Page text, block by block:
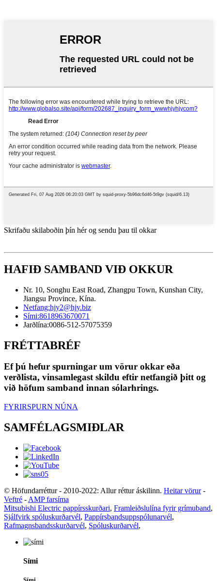
Skrifaðu skilaboðin þín hér og sendu þau til okkar
HAFIÐ SAMBAND VIÐ OKKUR
Nr. 10, Songhu East Road, Zhangpu Town, Kunshan City,
Jiangsu Province, Kína.
Netfang:hjy2@hjy.biz
Sími:8618963670071
Jarðlína:0086-512-57075359
FRÉTTABRÉF
Ef þú hefur spurningar um vörur okkar eða
verðlista, vinsamlegast skildu eftir netfangið þitt og
við höfum samband innan sólarhrings.
FYRIRSPURN NÚNA
SAMFÉLAGSMIÐLAR
© Höfundarréttur - 2010-2022: Allur réttur áskilinn. Heitar vörur-
Veftré - AMP farsíma
Mitsubishi Electric pappírsskurðari, Framleiðslulína fyrir grímuband,
Sjálfvirk spóluskurðarvél, Pappírsbandsuppspólunarvél,
Rafmagnsbandsskurðarvél, Spóluskurðarvél,
Sími